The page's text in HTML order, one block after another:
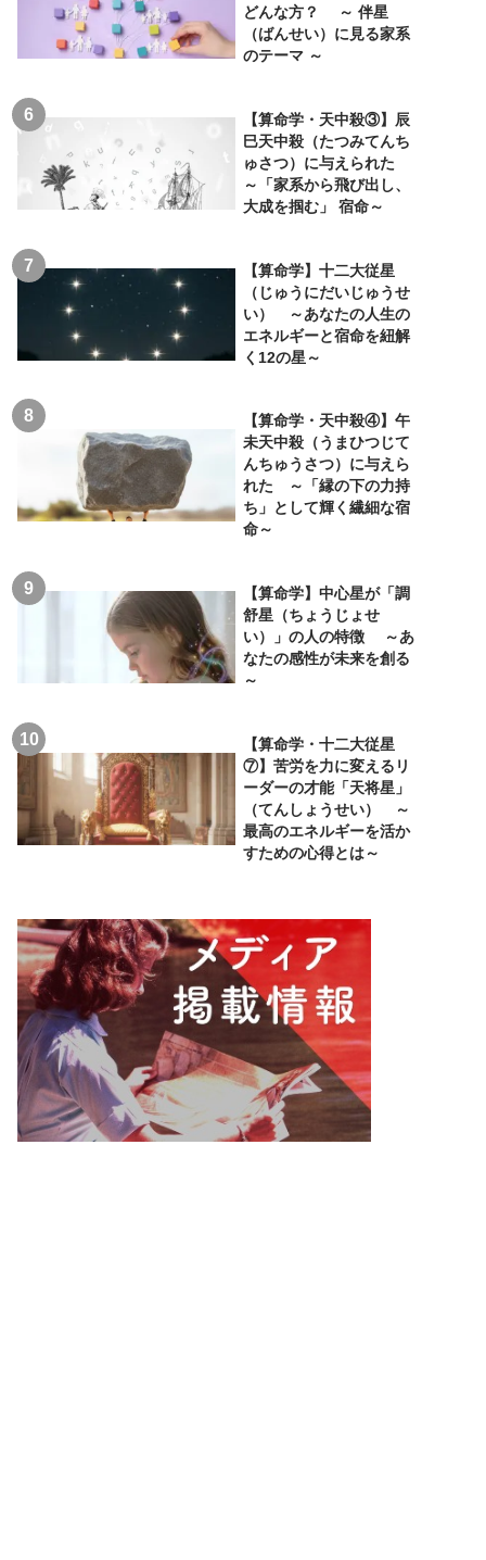
どんな方？ ～ 伴星
（ばんせい）に見る家系
のテーマ ～
【算命学・天中殺③】辰
巳天中殺（たつみてんち
ゅさつ）に与えられた
～「家系から飛び出し、
大成を掴む」 宿命～
【算命学】十二大従星
（じゅうにだいじゅうせ
い） ～あなたの人生の
エネルギーと宿命を紐解
く12の星～
【算命学・天中殺④】午
未天中殺（うまひつじて
んちゅうさつ）に与えら
れた ～「縁の下の力持
ち」として輝く繊細な宿
命～
【算命学】中心星が「調
舒星（ちょうじょせ
い）」の人の特徴 ～あ
なたの感性が未来を創る
～
【算命学・十二大従星
⑦】苦労を力に変えるリ
ーダーの才能「天将星」
（てんしょうせい） ～
最高のエネルギーを活か
すための心得とは～